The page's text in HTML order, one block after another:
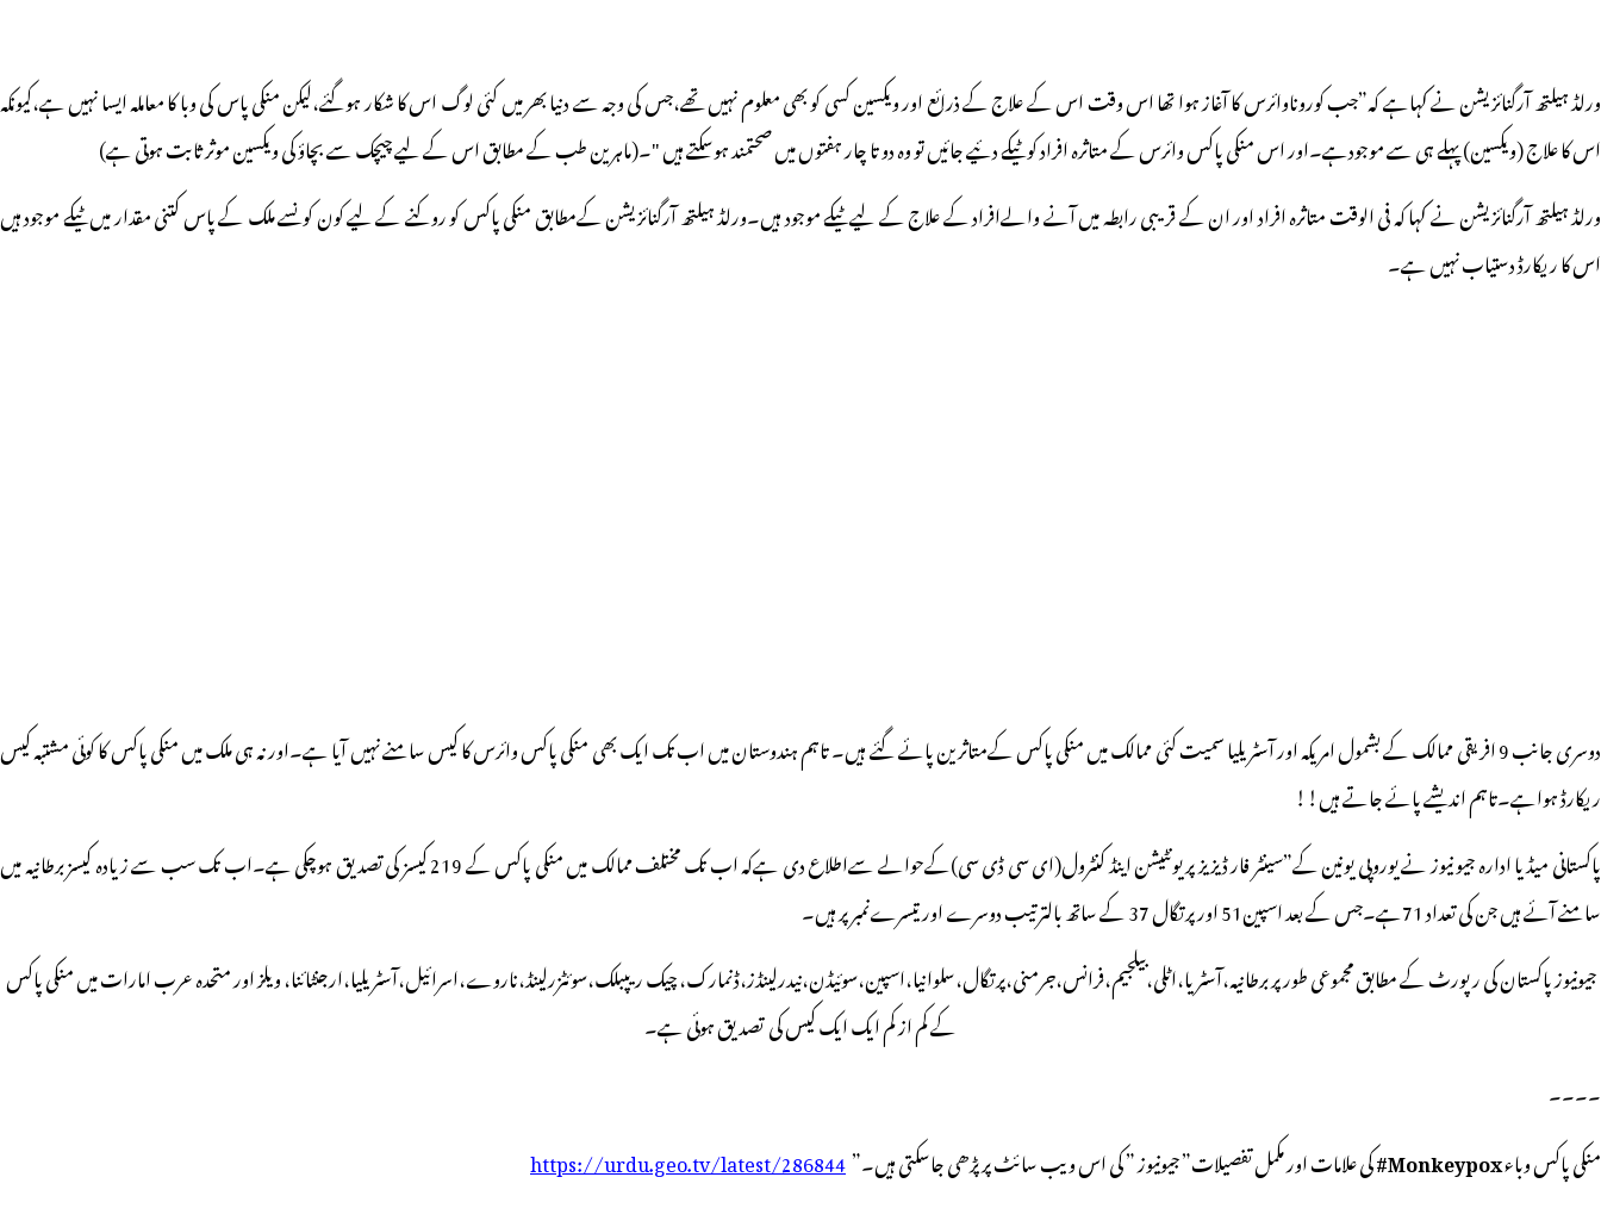
ورلڈ ہیلتھ آرگنائزیشن نے کہاہے کہ”جب کوروناوائرس کا آغاز ہوا تھا اس وقت اس کے علاج کے ذرائع اور ویکسین کسی کو بھی معلوم نہیں تھے،جس کی وجہ سے دنیا بھر میں کئی لوگ اس کا شکار ہوگئے،لیکن منکی پاس کی وبا کا معاملہ ایسا نہیں ہے،کیونکہ
اس کا علاج (ویکسین) پہلے ہی سے موجودہے۔اور اس منکی پاکس وائرس کے متاثرہ افراد کو ٹیکے دئیے جائیں تو وہ دو تا چار ہفتوں میں صحتمند ہوسکتے ہیں "۔(ماہرین طب کے مطابق اس کے لیے چیچک سے بچاؤ کی ویکسین موثر ثابت ہوتی ہے)
ورلڈ ہیلتھ آرگنائزیشن نے کہا کہ فی الوقت متاثرہ افراد اور ان کے قریبی رابطہ میں آنے والےافراد کے علاج کے لیے ٹیکے موجود ہیں۔ورلڈ ہیلتھ آرگنائزیشن کےمطابق منکی پاکس کو روکنے کے لیے کون کونسے ملک کے پاس کتنی مقدار میں ٹیکے موجود ہیں
اس کا ریکارڈ دستیاب نہیں ہے۔
دوسری جانب 9 افریقی ممالک کے بشمول امریکہ اور آسٹریلیا سمیت کئی ممالک میں منکی پاکس کےمتاثرین پائے گئے ہیں۔ تاہم ہندوستان میں اب تک ایک بھی منکی پاکس وائرس کا کیس سامنے نہیں آیا ہے۔اور نہ ہی ملک میں منکی پاکس کا کوئی مشتبہ کیس
ریکارڈ ہواہے۔تاہم اندیشے پائے جاتے ہیں!!
پاکستانی میڈیا ادارہ جیو نیوز نے یوروپی یونین کے”سینٹر فار ڈیزیز پریونٹیشن اینڈ کنٹرول(ای سی ڈی سی)کےحوالے سےاطلاع دی ہےکہ اب تک مختلف ممالک میں منکی پاکس کے 219 کیسز کی تصدیق ہوچکی ہے۔اب تک سب سے زیادہ کیسز برطانیہ میں
سامنے آئے ہیں جن کی تعداد 71ہے۔جس کے بعد اسپین51 اور پرتگال 37 کے ساتھ بالترتیب دوسرے اور تیسرےنمبر پر ہیں۔
جیونیوز پاکستان کی رپورٹ کے مطابق مجموعی طور پر برطانیہ،آسٹریا،اٹلی،بیلجیم،فرانس،جرمنی،پرتگال،سلوانیا،اسپین،سوئیڈن،نیدرلینڈز،ڈنمارک، چیک ریپبلک،سوئٹزرلینڈ،ناروے،اسرائیل،آسٹریلیا،ارجنٹائنا، ویلز اور متحدہ عرب امارات میں منکی پاکس
کے کم از کم ایک ایک کیس کی تصدیق ہوئی ہے۔
۔۔۔۔
منکی پاکس وباءMonkeypox# کی علامات اور مکمل تفصیلات” جیونیوز ” کی اس ویب سائٹ پر پڑھی جاسکتی ہیں۔”https://urdu.geo.tv/latest/286844